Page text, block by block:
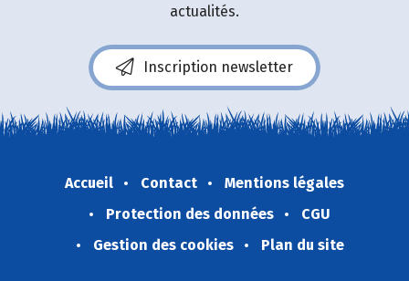
actualités.
Inscription newsletter
Accueil Contact
Mentions légales
Protection des données
CGU
Gestion des cookies
Plan du site